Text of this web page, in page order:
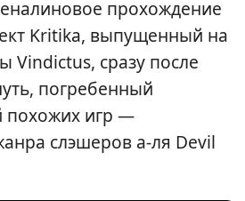
прохождение
Kritika, выпущенный на
Vindictus, сразу после
погребенный
похожих игр —
слэшеров а-ля Devil